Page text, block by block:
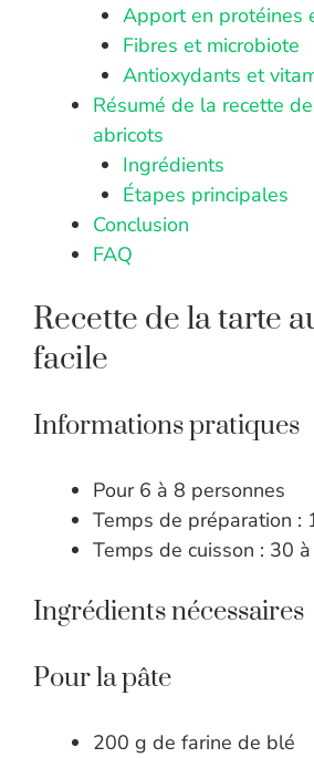
Apport en protéines
Fibres et microbiote
Antioxydants et
Résumé de la recette
abricots
Ingrédients
Étapes principales
Conclusion
FAQ
Recette de la tarte
facile
Informations pratiques
Pour 6 à 8 personnes
Temps de préparation :
Temps de cuisson : 30
Ingrédients nécessaires
Pour la pâte
200 g de farine de blé